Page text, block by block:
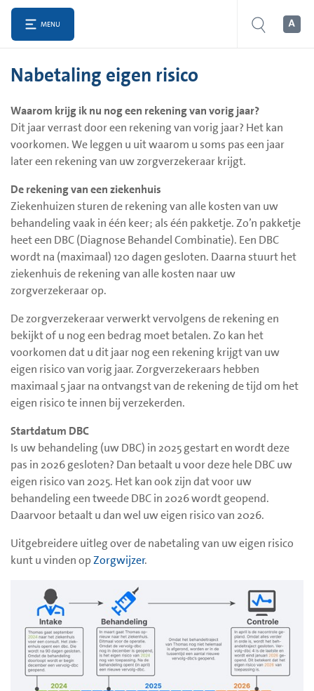
MENU
Nabetaling eigen risico
Waarom krijg ik nu nog een rekening van vorig jaar?
Dit jaar verrast door een rekening van vorig jaar? Het kan
voorkomen. We leggen u uit waarom u soms pas een jaar
later een rekening van uw zorgverzekeraar krijgt.
De rekening van een ziekenhuis
Ziekenhuizen sturen de rekening van alle kosten van uw
behandeling vaak in één keer; als één pakketje. Zo’n pakketje
heet een DBC (Diagnose Behandel Combinatie). Een DBC
wordt na (maximaal) 120 dagen gesloten. Daarna stuurt het
ziekenhuis de rekening van alle kosten naar uw
zorgverzekeraar op.
De zorgverzekeraar verwerkt vervolgens de rekening en
bekijkt of u nog een bedrag moet betalen. Zo kan het
voorkomen dat u dit jaar nog een rekening krijgt van uw
eigen risico van vorig jaar. Zorgverzekeraars hebben
maximaal 5 jaar na ontvangst van de rekening de tijd om het
eigen risico te innen bij verzekerden.
Startdatum DBC
Is uw behandeling (uw DBC) in 2025 gestart en wordt deze
pas in 2026 gesloten? Dan betaalt u voor deze hele DBC uw
eigen risico van 2025. Het kan ook zijn dat voor uw
behandeling een tweede DBC in 2026 wordt geopend.
Daarvoor betaalt u dan wel uw eigen risico van 2026.
Uitgebreidere uitleg over de nabetaling van uw eigen risico
kunt u vinden opZorgwijzer.